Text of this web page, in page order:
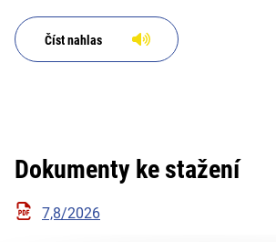
Číst nahlas
Dokumenty ke stažení
7,8/2026